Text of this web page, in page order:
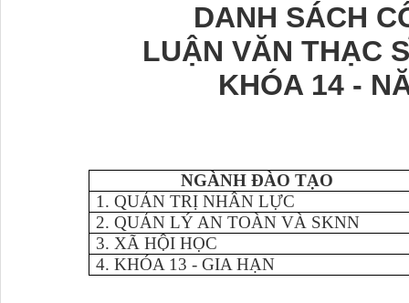
DANH SÁCH
LUẬN VĂN THẠC
KHÓA 14 -
NGÀNH ĐÀO TẠO
1. QUẢN TRỊ NHÂN LỰC
2. QUẢN LÝ AN TOÀN VÀ SKNN
3. XÃ HỘI HỌC
4. KHÓA 13 - GIA HẠN